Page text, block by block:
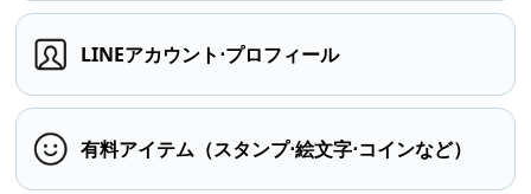
LINEアカウント⋅プロフィール
有料アイテム（スタンプ⋅絵文字⋅コインなど）